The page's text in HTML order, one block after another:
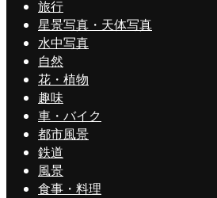
旅行
星景写真・天体写真
水中写真
自然
花・植物
趣味
車・バイク
都市風景
鉄道
風景
食事・料理